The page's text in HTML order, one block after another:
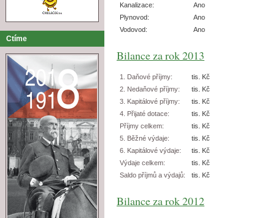
Ctíme
Kanalizace:
Ano
Plynovod:
Ano
Vodovod:
Ano
Bilance za rok 2013
1. Daňové příjmy:
tis. Kč
2. Nedaňové příjmy:
tis. Kč
3. Kapitálové příjmy:
tis. Kč
4. Přijaté dotace:
tis. Kč
Příjmy celkem:
tis. Kč
5. Běžné výdaje:
tis. Kč
6. Kapitálové výdaje:
tis. Kč
Výdaje celkem:
tis. Kč
Saldo příjmů a výdajů:
tis. Kč
Bilance za rok 2012